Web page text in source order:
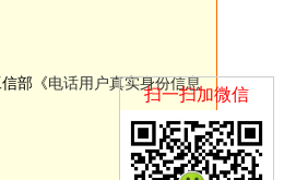
部《电话用户真实身份信息
扫一扫加微信